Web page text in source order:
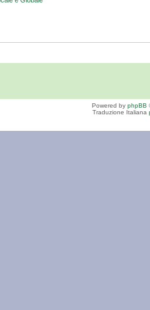
Powered by phpBB
Traduzione Italiana